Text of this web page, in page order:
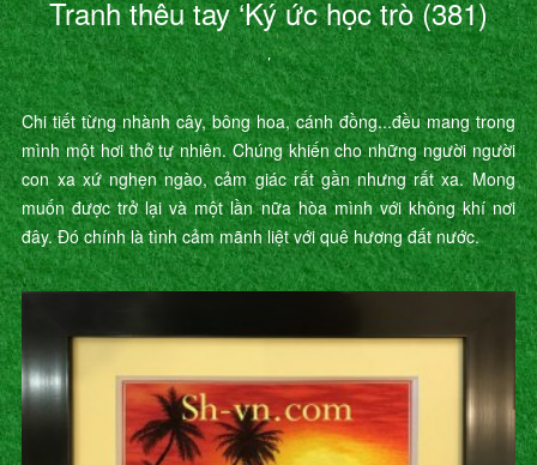
Tranh thêu tay ‘Ký ức học trò (381)
’
Chi tiết từng nhành cây, bông hoa, cánh đồng...đều mang trong
mình một hơi thở tự nhiên. Chúng khiến cho những người người
con xa xứ nghẹn ngào, cảm giác rất gần nhưng rất xa. Mong
muốn được trở lại và một lần nữa hòa mình với không khí nơi
đây. Đó chính là tình cảm mãnh liệt với quê hương đất nước.